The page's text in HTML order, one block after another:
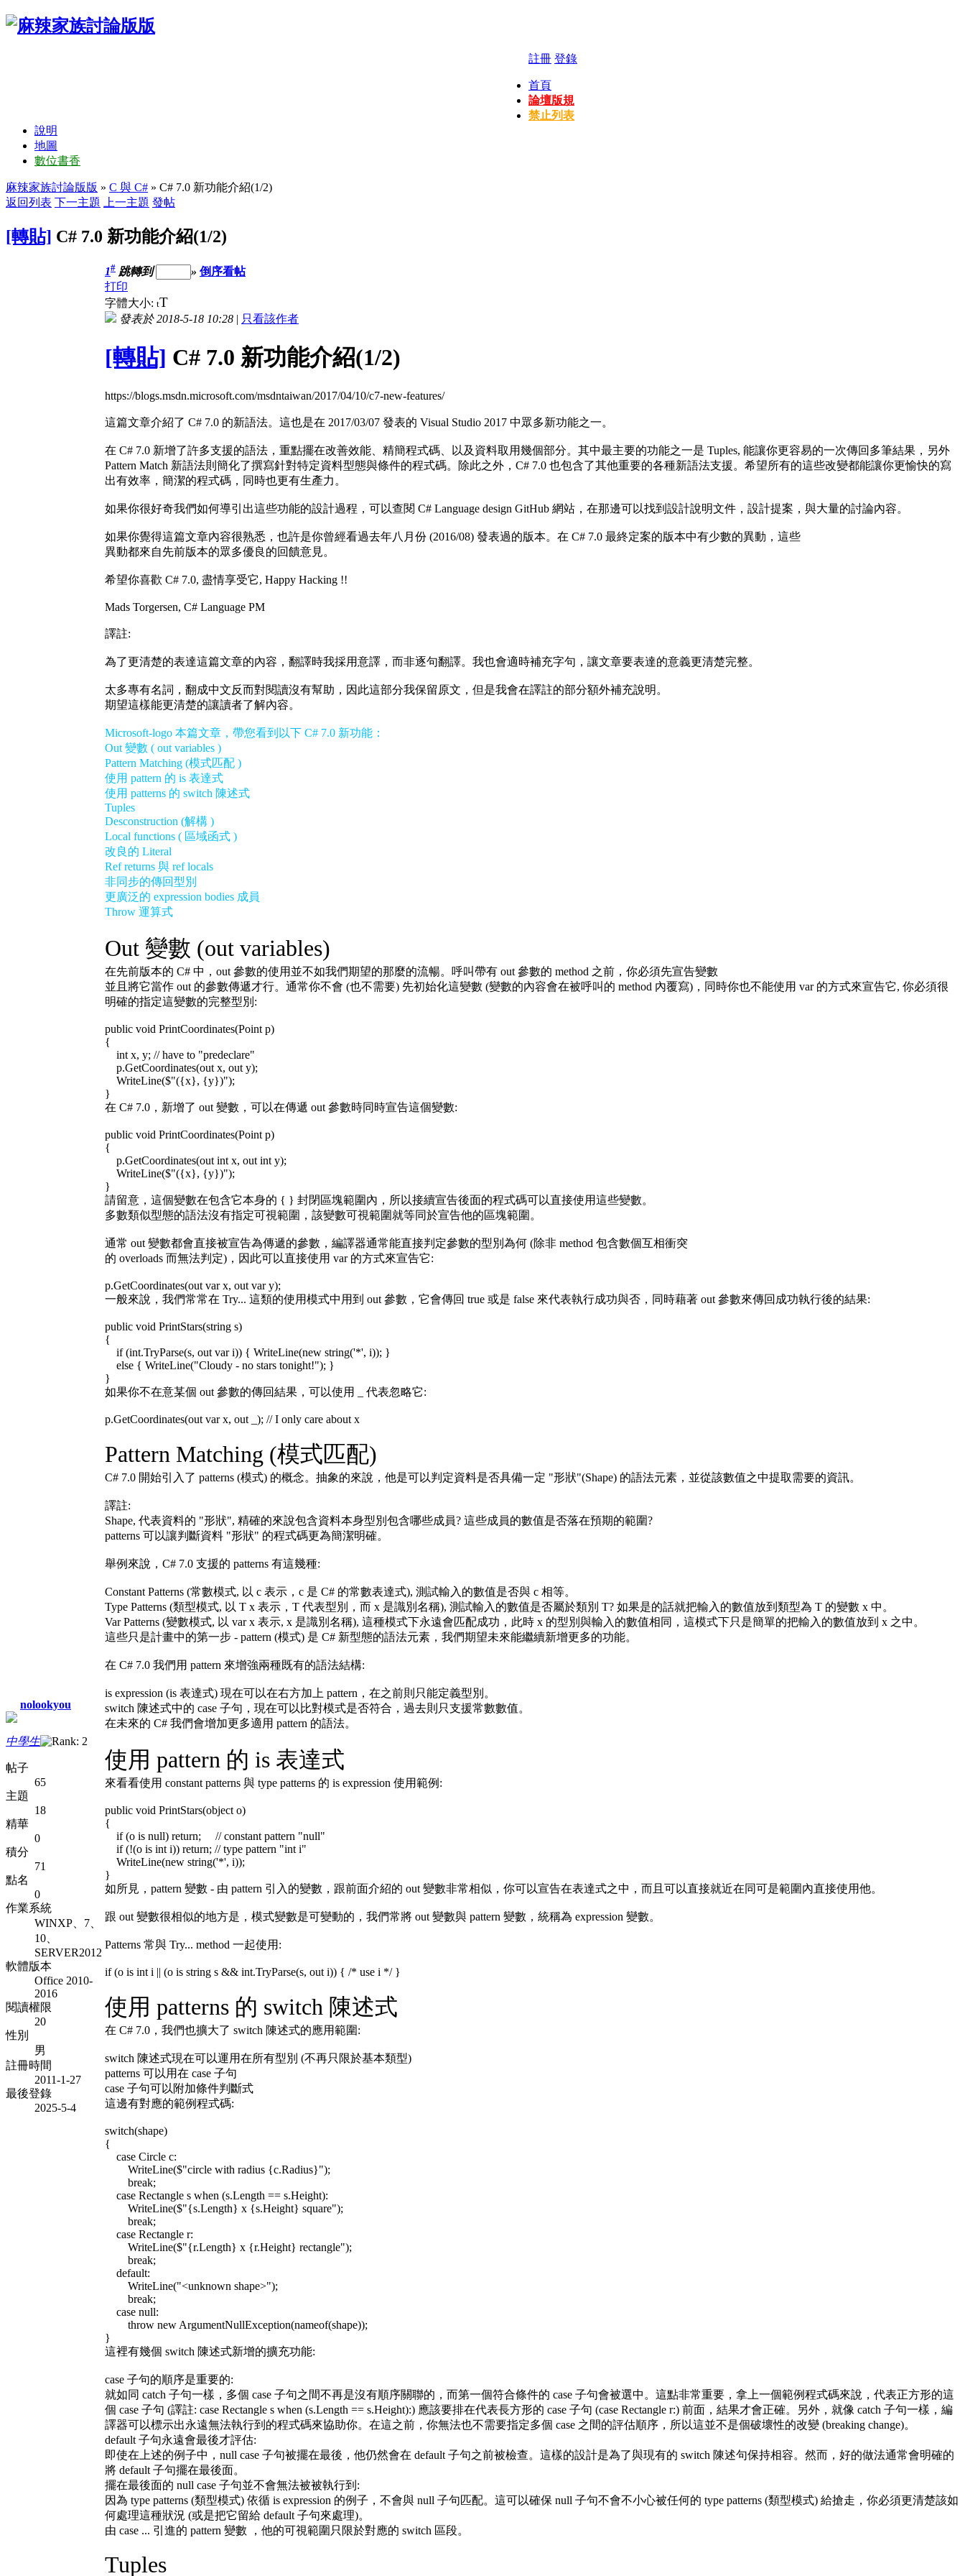
註冊 登錄
首頁
論壇版規
禁止列表
說明
地圖
數位書香
麻辣家族討論版版 » C 與 C# » C# 7.0 新功能介紹(1/2)
返回列表 下一主題 上一主題 發帖
[轉貼] C# 7.0 新功能介紹(1/2)
nolookyou
中學生
帖子
65
主題
18
精華
0
積分
71
點名
0
作業系統
WINXP、7、
10、
SERVER2012
軟體版本
Office 2010-
2016
閱讀權限
20
性別
男
註冊時間
2011-1-27
最後登錄
2025-5-4
1# 跳轉到 » 倒序看帖
打印
字體大小: tT
發表於 2018-5-18 10:28 | 只看該作者
[轉貼] C# 7.0 新功能介紹(1/2)
https://blogs.msdn.microsoft.com/msdntaiwan/2017/04/10/c7-new-features/
這篇文章介紹了 C# 7.0 的新語法。這也是在 2017/03/07 發表的 Visual Studio 2017 中眾多新功能之一。
在 C# 7.0 新增了許多支援的語法，重點擺在改善效能、精簡程式碼、以及資料取用幾個部分。其中最主要的功能之一是 Tuples, 能讓你更容易的一次傳回多筆結果，另外
Pattern Match 新語法則簡化了撰寫針對特定資料型態與條件的程式碼。除此之外，C# 7.0 也包含了其他重要的各種新語法支援。希望所有的這些改變都能讓你更愉快的寫
出有效率，簡潔的程式碼，同時也更有生產力。
如果你很好奇我們如何導引出這些功能的設計過程，可以查閱 C# Language design GitHub 網站，在那邊可以找到設計說明文件，設計提案，與大量的討論內容。
如果你覺得這篇文章內容很熟悉，也許是你曾經看過去年八月份 (2016/08) 發表過的版本。在 C# 7.0 最終定案的版本中有少數的異動，這些
異動都來自先前版本的眾多優良的回饋意見。
希望你喜歡 C# 7.0, 盡情享受它, Happy Hacking !!
Mads Torgersen, C# Language PM
譯註:
為了更清楚的表達這篇文章的內容，翻譯時我採用意譯，而非逐句翻譯。我也會適時補充字句，讓文章要表達的意義更清楚完整。
太多專有名詞，翻成中文反而對閱讀沒有幫助，因此這部分我保留原文，但是我會在譯註的部分額外補充說明。
期望這樣能更清楚的讓讀者了解內容。
Microsoft-logo 本篇文章，帶您看到以下 C# 7.0 新功能：
Out 變數 ( out variables )
Pattern Matching (模式匹配 )
使用 pattern 的 is 表達式
使用 patterns 的 switch 陳述式
Tuples
Desconstruction (解構 )
Local functions ( 區域函式 )
改良的 Literal
Ref returns 與 ref locals
非同步的傳回型別
更廣泛的 expression bodies 成員
Throw 運算式
Out 變數 (out variables)
在先前版本的 C# 中，out 參數的使用並不如我們期望的那麼的流暢。呼叫帶有 out 參數的 method 之前，你必須先宣告變數
並且將它當作 out 的參數傳遞才行。通常你不會 (也不需要) 先初始化這變數 (變數的內容會在被呼叫的 method 內覆寫)，同時你也不能使用 var 的方式來宣告它, 你必須很
明確的指定這變數的完整型別:
public void PrintCoordinates(Point p)
{
int x, y; // have to "predeclare"
p.GetCoordinates(out x, out y);
WriteLine($"({x}, {y})");
}
在 C# 7.0，新增了 out 變數，可以在傳遞 out 參數時同時宣告這個變數:
public void PrintCoordinates(Point p)
{
p.GetCoordinates(out int x, out int y);
WriteLine($"({x}, {y})");
}
請留意，這個變數在包含它本身的 { } 封閉區塊範圍內，所以接續宣告後面的程式碼可以直接使用這些變數。
多數類似型態的語法沒有指定可視範圍，該變數可視範圍就等同於宣告他的區塊範圍。
通常 out 變數都會直接被宣告為傳遞的參數，編譯器通常能直接判定參數的型別為何 (除非 method 包含數個互相衝突
的 overloads 而無法判定)，因此可以直接使用 var 的方式來宣告它:
p.GetCoordinates(out var x, out var y);
一般來說，我們常常在 Try... 這類的使用模式中用到 out 參數，它會傳回 true 或是 false 來代表執行成功與否，同時藉著 out 參數來傳回成功執行後的結果:
public void PrintStars(string s)
{
if (int.TryParse(s, out var i)) { WriteLine(new string('*', i)); }
else { WriteLine("Cloudy - no stars tonight!"); }
}
如果你不在意某個 out 參數的傳回結果，可以使用 _ 代表忽略它:
p.GetCoordinates(out var x, out _); // I only care about x
Pattern Matching (模式匹配)
C# 7.0 開始引入了 patterns (模式) 的概念。抽象的來說，他是可以判定資料是否具備一定 "形狀"(Shape) 的語法元素，並從該數值之中提取需要的資訊。
譯註:
Shape, 代表資料的 "形狀", 精確的來說包含資料本身型別包含哪些成員? 這些成員的數值是否落在預期的範圍?
patterns 可以讓判斷資料 "形狀" 的程式碼更為簡潔明確。
舉例來說，C# 7.0 支援的 patterns 有這幾種:
Constant Patterns (常數模式, 以 c 表示，c 是 C# 的常數表達式), 測試輸入的數值是否與 c 相等。
Type Patterns (類型模式, 以 T x 表示，T 代表型別，而 x 是識別名稱), 測試輸入的數值是否屬於類別 T? 如果是的話就把輸入的數值放到類型為 T 的變數 x 中。
Var Patterns (變數模式, 以 var x 表示, x 是識別名稱), 這種模式下永遠會匹配成功，此時 x 的型別與輸入的數值相同，這模式下只是簡單的把輸入的數值放到 x 之中。
這些只是計畫中的第一步 - pattern (模式) 是 C# 新型態的語法元素，我們期望未來能繼續新增更多的功能。
在 C# 7.0 我們用 pattern 來增強兩種既有的語法結構:
is expression (is 表達式) 現在可以在右方加上 pattern，在之前則只能定義型別。
switch 陳述式中的 case 子句，現在可以比對模式是否符合，過去則只支援常數數值。
在未來的 C# 我們會增加更多適用 pattern 的語法。
使用 pattern 的 is 表達式
來看看使用 constant patterns 與 type patterns 的 is expression 使用範例:
public void PrintStars(object o)
{
if (o is null) return; // constant pattern "null"
if (!(o is int i)) return; // type pattern "int i"
WriteLine(new string('*', i));
}
如所見，pattern 變數 - 由 pattern 引入的變數，跟前面介紹的 out 變數非常相似，你可以宣告在表達式之中，而且可以直接就近在同可是範圍內直接使用他。
跟 out 變數很相似的地方是，模式變數是可變動的，我們常將 out 變數與 pattern 變數，統稱為 expression 變數。
Patterns 常與 Try... method 一起使用:
if (o is int i || (o is string s && int.TryParse(s, out i)) { /* use i */ }
使用 patterns 的 switch 陳述式
在 C# 7.0，我們也擴大了 switch 陳述式的應用範圍:
switch 陳述式現在可以運用在所有型別 (不再只限於基本類型)
patterns 可以用在 case 子句
case 子句可以附加條件判斷式
這邊有對應的範例程式碼:
switch(shape)
{
case Circle c:
WriteLine($"circle with radius {c.Radius}");
break;
case Rectangle s when (s.Length == s.Height):
WriteLine($"{s.Length} x {s.Height} square");
break;
case Rectangle r:
WriteLine($"{r.Length} x {r.Height} rectangle");
break;
default:
WriteLine("<unknown shape>");
break;
case null:
throw new ArgumentNullException(nameof(shape));
}
這裡有幾個 switch 陳述式新增的擴充功能:
case 子句的順序是重要的:
就如同 catch 子句一樣，多個 case 子句之間不再是沒有順序關聯的，而第一個符合條件的 case 子句會被選中。這點非常重要，拿上一個範例程式碼來說，代表正方形的這
個 case 子句 (譯註: case Rectangle s when (s.Length == s.Height):) 應該要排在代表長方形的 case 子句 (case Rectangle r:) 前面，結果才會正確。另外，就像 catch 子句一樣，編
譯器可以標示出永遠無法執行到的程式碼來協助你。在這之前，你無法也不需要指定多個 case 之間的評估順序，所以這並不是個破壞性的改變 (breaking change)。
default 子句永遠會最後才評估:
即使在上述的例子中，null case 子句被擺在最後，他仍然會在 default 子句之前被檢查。這樣的設計是為了與現有的 switch 陳述句保持相容。然而，好的做法通常會明確的
將 default 子句擺在最後面。
擺在最後面的 null case 子句並不會無法被被執行到:
因為 type patterns (類型模式) 依循 is expression 的例子，不會與 null 子句匹配。這可以確保 null 子句不會不小心被任何的 type patterns (類型模式) 給搶走，你必須更清楚該如
何處理這種狀況 (或是把它留給 default 子句來處理)。
由 case ... 引進的 pattern 變數 ，他的可視範圍只限於對應的 switch 區段。
Tuples